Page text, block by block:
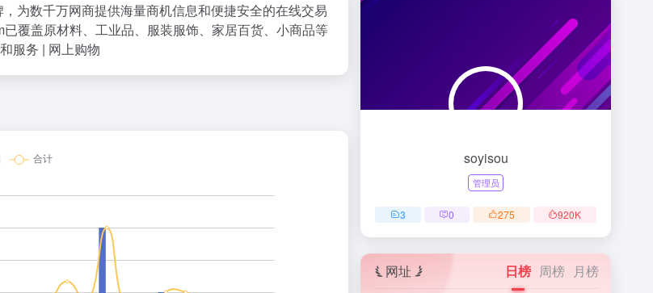
为数千万网商提供海量商机信息和便捷安全的在线交易
覆盖原材料、工业品、服装服饰、家居百货、小商品等
服务 | 网上购物
soyisou
管理员
3 0 275 920K
网址 日榜 周榜 月榜